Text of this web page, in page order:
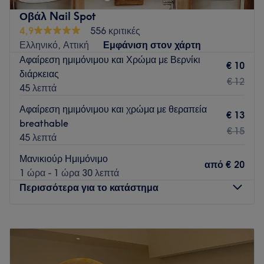
κάνει να χαλαρώνεις από το πρώτο λεπτό
Go to venue
Οβάλ Nail Spot
4,9
556 κριτικές
Ελληνικό, Αττική
Εμφάνιση στον χάρτη
Αφαίρεση ημιμόνιμου και Χρώμα με Βερνίκι
διάρκειας
45 λεπτά
€ 10
€ 12
Αφαίρεση ημιμόνιμου και χρώμα με θεραπεία
breathable
45 λεπτά
€ 13
€ 15
Μανικιούρ Ημιμόνιμο
1 ώρα - 1 ώρα 30 λεπτά
από € 20
Περισσότερα για το κατάστημα
09:00–20:00